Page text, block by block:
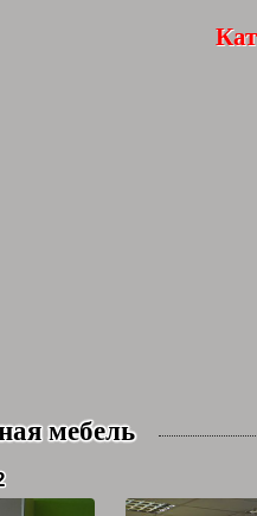
мебель